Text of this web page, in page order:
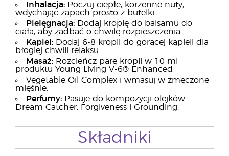
Inhalacja: Poczuj ciepłe, korzenne nuty,
wdychając zapach prosto z butelki.
Pielęgnacja: Dodaj kroplę do balsamu do
ciała, aby zadbać o chwilę rozpieszczenia.
Kąpiel: Dodaj 6-8 kropli do gorącej kąpieli dla
błogiej chwili relaksu.
Masaż: Rozcieńcz parę kropli w 10 ml
produktu Young Living V-6® Enhanced
Vegetable Oil Complex i wmasuj w zmęczone
mięśnie.
Perfumy: Pasuje do kompozycji olejków
Dream Catcher, Forgiveness i Grounding.
Składniki